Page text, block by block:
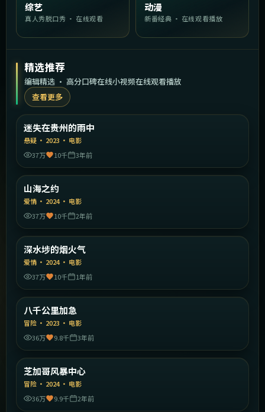
综艺
真人秀脱口秀 · 在线观看
动漫
新番经典 · 在线观看播放
精选推荐
编辑精选 · 高分口碑在线小视频在线观看播放
查看更多
精选
迷失在贵州的雨中
悬疑 · 2023 · 电影
37万
10千 3年前
精选
山海之约
爱情 · 2024· 电影
37万
10千 2年前
精选
深水埗的烟火气
爱情 · 2024· 电影
37万
10千 1年前
精选
八千公里加急
冒险 · 2023 · 电影
36万
9.8千 3年前
精选
芝加哥风暴中心
冒险 · 2024· 电影
36万
9.9千 2年前